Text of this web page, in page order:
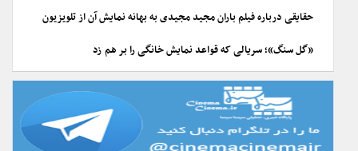
حقایقی درباره فیلم باران مجید مجیدی به بهانه نمایش آن از تلویزیون
«گل سنگ»؛ سریالی که قواعد نمایش خانگی را بر هم زد